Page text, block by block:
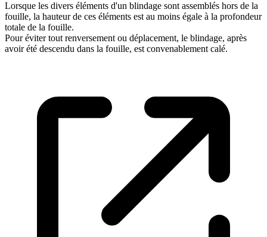
Lorsque les divers éléments d'un blindage sont assemblés hors de la
fouille, la hauteur de ces éléments est au moins égale à la profondeur
totale de la fouille.
Pour éviter tout renversement ou déplacement, le blindage, après
avoir été descendu dans la fouille, est convenablement calé.